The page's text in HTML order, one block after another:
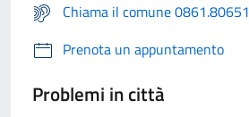
Chiama il comune 0861.80651
Prenota un appuntamento
Problemi in città